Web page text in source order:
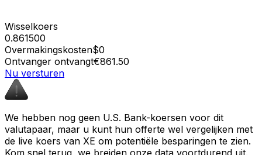
Wisselkoers
0.861500
Overmakingskosten$0
Ontvanger ontvangt€861.50
Nu versturen
We hebben nog geen U.S. Bank-koersen voor dit
valutapaar, maar u kunt hun offerte wel vergelijken met
de live koers van XE om potentiële besparingen te zien.